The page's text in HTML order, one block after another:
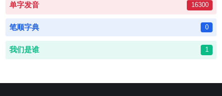
单字发音 16300
笔顺字典 0
我们是谁 1